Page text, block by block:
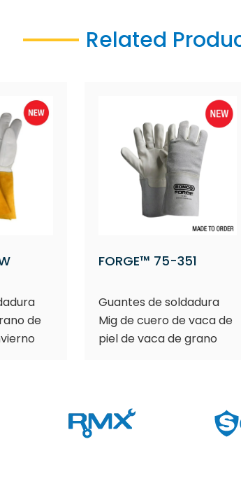
Related
de
FORGE™ 75-351
Guantes de soldadura
Mig de cuero de vaca de
piel de vaca de grano